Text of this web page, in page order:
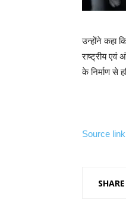
उन्होंने कहा
राष्ट्रीय एवं
के निर्माण से
Source link
SHARE